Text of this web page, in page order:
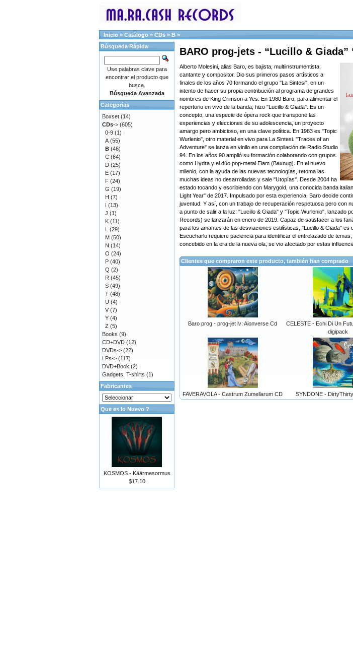
Inicio » Catálogo » CDs » B »
BARO prog-jets - “Lucillo & Giada”
Alberto Molesini, alias Baro, es bajista, multiinstrumentista,
cantante y compositor. Dio sus primeros pasos artísticos a
finales de los años 70 formando el grupo "La Sintesi", en un
intento de hacer su propia contribución al programa de grandes
nombres de King Crimson a Yes. En 1980 Baro, para alimentar el
repertorio en vivo de la banda, hizo "Lucillo & Giada". Es un
concepto, una especie de ópera rock que transpone las
experiencias y elecciones de su adolescencia, un proyecto
amargo pero ambicioso, en una clave política. En 1983 es ​​"Topic
Wurlenio", otro material en vivo para La Sintesi. "Traces of an
Adventure" se lanza en vinilo en una compilación de Radio Studio
94. En los años 90 amplió su formación colaborando con grupos
como Hydra y el dúo pop-metal Elam (Baxnug). En el nuevo
milenio, con la ayuda de las nuevas tecnologías, retoma las
muchas ideas no desarrolladas y sale "Utopías". Desde 2004 ha
estado tocando y escribiendo con Marygold, una conocida banda
Light Year" de 2017. Impulsado por esta experiencia, Baro decide
juventud. Y así, con un trabajo de recuperación respetuosa pero con
a punto de salir a la luz. "Lucillo & Giada" y "Topic Wurlenio", lanzado
Records) se lanzarán en enero de 2019. Capaz de satisfacer a los
para los amantes de las desviaciones estilísticas, "Lucillo & Giada" es
Escucharlo requiere paciencia para identificar el entrelazado de
concebido en la era de la nueva ola, se vio afectado por estas
Clientes que compraron este producto, también han comprado
Baro prog - prog-jet iv: Aionverse Cd
CELESTE - Echi Di Un
digipack
FAVERAVOLA - Castrum Zumellarum CD SYNDONE -
Búsqueda Rápida
Use palabras clave para
encontrar el producto que
busca.
Búsqueda Avanzada
Categorías
Boxset (14)
CDs-> (605)
0-9 (1)
A (55)
B (46)
C (64)
D (25)
E (17)
F (24)
G (19)
H (7)
I (13)
J (1)
K (11)
L (29)
M (50)
N (14)
O (24)
P (40)
Q (2)
R (45)
S (49)
T (48)
U (4)
V (7)
Y (4)
Z (5)
Books (9)
CD+DVD (12)
DVDs-> (22)
LPs-> (117)
DVD+Book (2)
Gadgets, T-shirts (1)
Fabricantes
Que es lo Nuevo ?
KOSMOS - Käärmesormus
$17.10